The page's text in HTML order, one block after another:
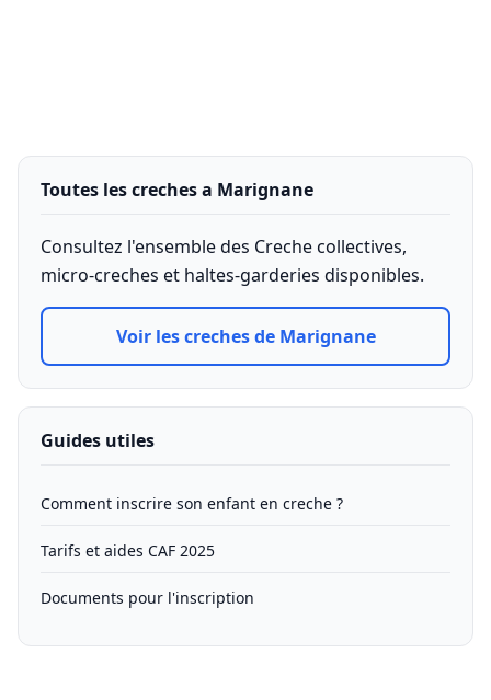
Toutes les creches a Marignane
Consultez l'ensemble des Creche collectives,
micro-creches et haltes-garderies disponibles.
Voir les creches de Marignane
Guides utiles
Comment inscrire son enfant en creche ?
Tarifs et aides CAF 2025
Documents pour l'inscription